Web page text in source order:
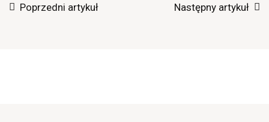
Poprzedni artykuł Następny artykuł